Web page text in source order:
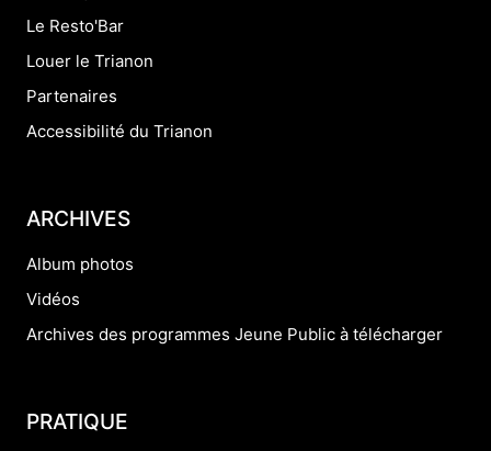
Le Resto'Bar
Louer le Trianon
Partenaires
Accessibilité du Trianon
ARCHIVES
Album photos
Vidéos
Archives des programmes Jeune Public à télécharger
PRATIQUE